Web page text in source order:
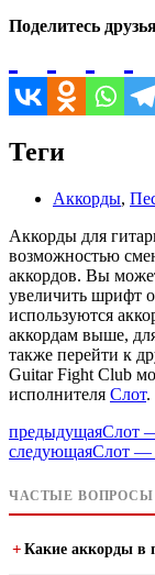
Поделитесь
Теги
Аккорды,
Аккорды для
возможностью
аккордов. Вы
увеличить шрифт
используются
аккордам выше,
также перейти к
Guitar Fight Club
исполнителя Слот.
предыдущаяСлот
следующаяСлот —
ЧАСТЫЕ ВОПРОСЫ
Какие аккорды в